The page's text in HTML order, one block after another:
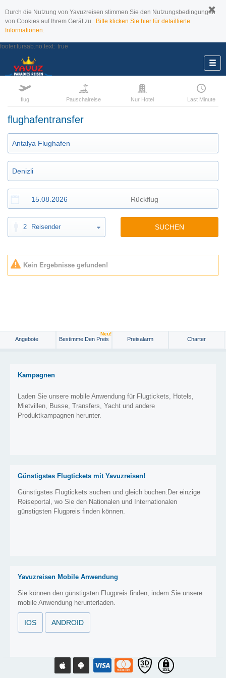
Durch die Nutzung von Yavuzreisen stimmen Sie den Nutzungsbedingungen
von Cookies auf Ihrem Gerät zu. Bitte klicken Sie hier für detaillierte
Informationen.
footer.tursab.no.text: true
flug Pauschalreise Nur Hotel Last Minute
flughafentransfer
2 Reisender SUCHEN
Kein Ergebnisse gefunden!
Angebote Bestimme Den Preis
Neu!
Preisalarm Charter
Kampagnen
Laden Sie unsere mobile Anwendung für Flugtickets, Hotels,
Mietvillen, Busse, Transfers, Yacht und andere
Produktkampagnen herunter.
Günstigstes Flugtickets mit Yavuzreisen!
Günstigstes Flugtickets suchen und gleich buchen.Der einzige
Reiseportal, wo Sie den Nationalen und Internationalen
günstigsten Flugpreis finden können.
Yavuzreisen Mobile Anwendung
Sie können den günstigsten Flugpreis finden, indem Sie unsere
mobile Anwendung herunterladen.
IOS ANDROID